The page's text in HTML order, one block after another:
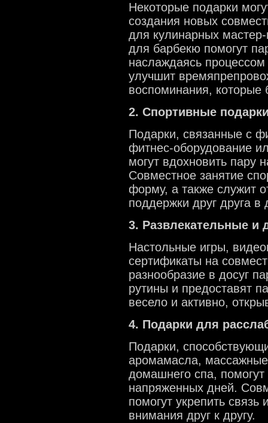
Некоторые подарки
создания новых
для кулинарных
для барбекю помогут
наслаждаясь
улучшит
воспоминания, которые
2. Спортивные
Подарки, связанные с
фитнес-оборудование
могут вдохновить пару
Совместное занятие
форму, а также служит
поддержки друг друга в
3. Развлекательные и
Настольные игры,
сертификаты на
разнообразие в досуг
рутины и предоставят
весело и активно,
4. Подарки для
Подарки,
аромамасла,
домашнего спа,
напряженных дней.
помогут укрепить
внимания друг к другу.